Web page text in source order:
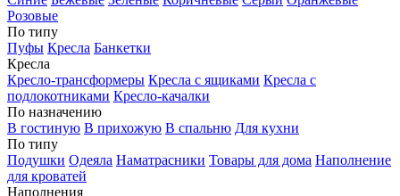
Розовые
По типу
Пуфы Кресла Банкетки
Кресла
Кресло-трансформеры Кресла с ящиками Кресла с
подлокотниками Кресло-качалки
По назначению
В гостиную В прихожую В спальню Для кухни
По типу
Подушки Одеяла Наматрасники Товары для дома Наполнение
для кроватей
Наполнения